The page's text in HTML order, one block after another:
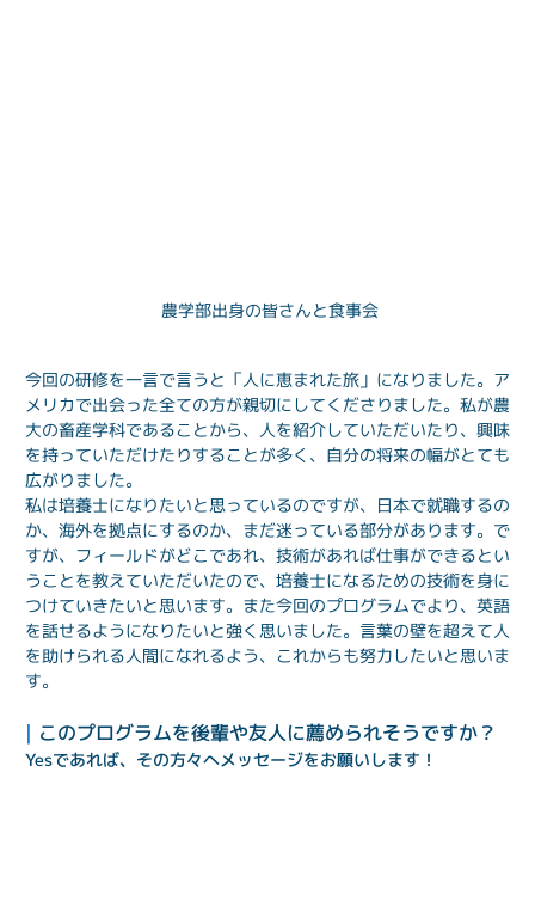
農学部出身の皆さんと食事会
今回の研修を一言で言うと「人に恵まれた旅」になりました。ア
メリカで出会った全ての方が親切にしてくださりました。私が農
大の畜産学科であることから、人を紹介していただいたり、興味
を持っていただけたりすることが多く、自分の将来の幅がとても
広がりました。
私は培養士になりたいと思っているのですが、日本で就職するの
か、海外を拠点にするのか、まだ迷っている部分があります。で
すが、フィールドがどこであれ、技術があれば仕事ができるとい
うことを教えていただいたので、培養士になるための技術を身に
つけていきたいと思います。また今回のプログラムでより、英語
を話せるようになりたいと強く思いました。言葉の壁を超えて人
を助けられる人間になれるよう、これからも努力したいと思いま
す。
| このプログラムを後輩や友人に薦められそうですか？
Yesであれば、その方々へメッセージをお願いします！